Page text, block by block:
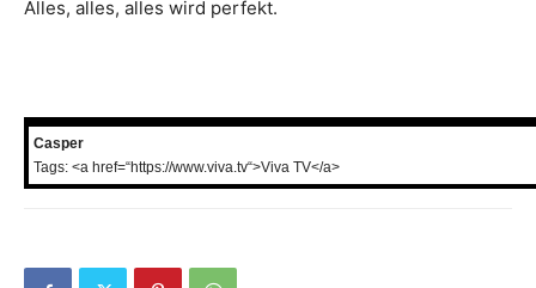
Alles, alles, alles wird perfekt.
Casper
Tags: <a href=“https://www.viva.tv“>Viva TV</a>